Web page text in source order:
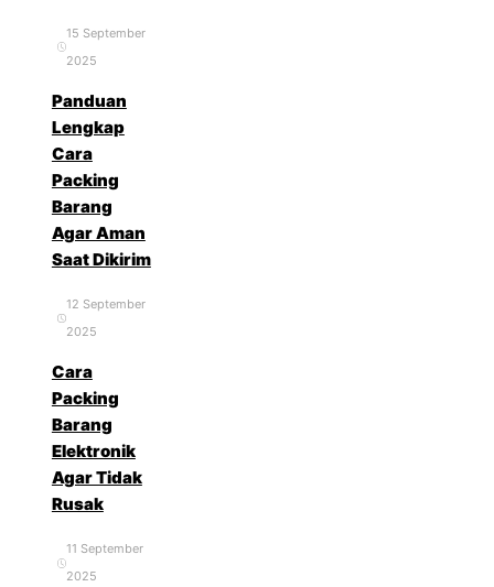
15 September
2025
Panduan
Lengkap
Cara
Packing
Barang
Agar Aman
Saat Dikirim
12 September
2025
Cara
Packing
Barang
Elektronik
Agar Tidak
Rusak
11 September
2025